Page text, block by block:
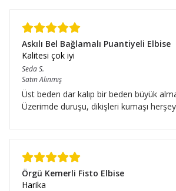
Askılı Bel Bağlamalı Puantiyeli Elbise
Kalitesi çok iyi
SedaS.
Satın Alınmış
Üst beden dar kalıp bir beden büyük
Üzerimde duruşu, dikişleri kumaşı
Örgü Kemerli Fisto Elbise
Harika